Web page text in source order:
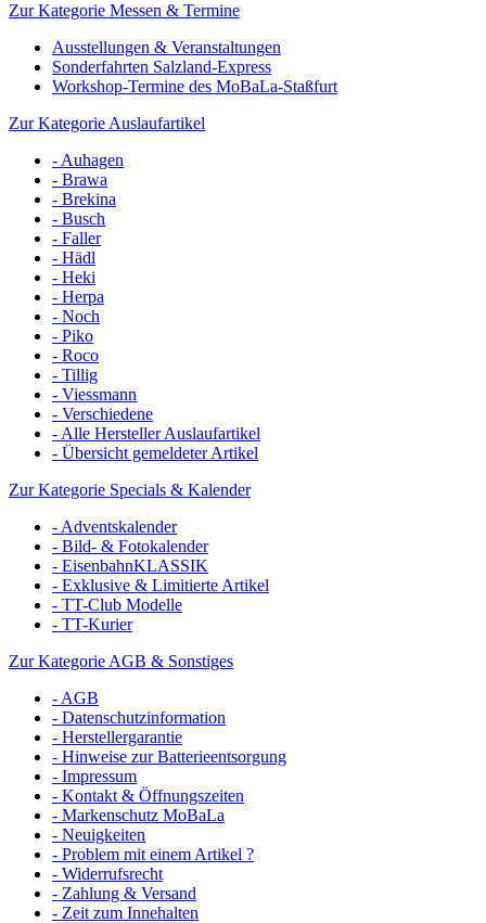
Zur Kategorie Messen & Termine
Ausstellungen & Veranstaltungen
Sonderfahrten Salzland-Express
Workshop-Termine des MoBaLa-Staßfurt
Zur Kategorie Auslaufartikel
- Auhagen
- Brawa
- Brekina
- Busch
- Faller
- Hädl
- Heki
- Herpa
- Noch
- Piko
- Roco
- Tillig
- Viessmann
- Verschiedene
- Alle Hersteller Auslaufartikel
- Übersicht gemeldeter Artikel
Zur Kategorie Specials & Kalender
- Adventskalender
- Bild- & Fotokalender
- EisenbahnKLASSIK
- Exklusive & Limitierte Artikel
- TT-Club Modelle
- TT-Kurier
Zur Kategorie AGB & Sonstiges
- AGB
- Datenschutzinformation
- Herstellergarantie
- Hinweise zur Batterieentsorgung
- Impressum
- Kontakt & Öffnungszeiten
- Markenschutz MoBaLa
- Neuigkeiten
- Problem mit einem Artikel ?
- Widerrufsrecht
- Zahlung & Versand
- Zeit zum Innehalten